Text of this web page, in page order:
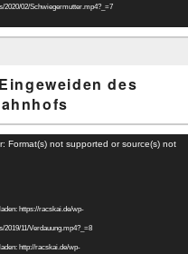
2020/02/Schwiegermutter.mp4?_=7
des
Format(s) not supported or source(s) not
https://racskai.de/wp-
2019/11/Verdauung.mp4?_=8
http://racskai.de/wp-